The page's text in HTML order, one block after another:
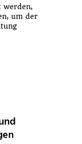
werden,
um der